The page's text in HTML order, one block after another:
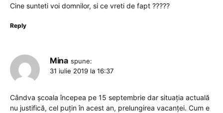
Cine sunteti voi domnilor, si ce vreti de fapt ?????
Reply
Mina spune:
31 iulie 2019 la 16:37
Cândva școala începea pe 15 septembrie dar situația actuală
nu justifică, cel puțin în acest an, prelungirea vacanței. Cum e